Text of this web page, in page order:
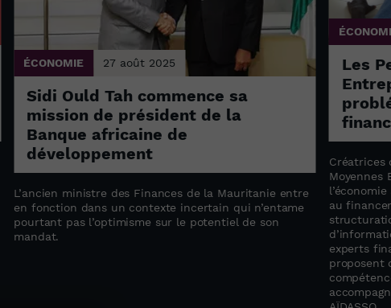
ÉCONOMIE 27 août 2025
Sidi Ould Tah commence sa
mission de président de la
Banque africaine de
développement
L’ancien ministre des Finances de la Mauritanie entre
en fonction dans un contexte incertain qui n’entame
pourtant pas l’optimisme sur le potentiel de son
mandat.
Les
Créatrices
Moyennes
au
experts
proposent